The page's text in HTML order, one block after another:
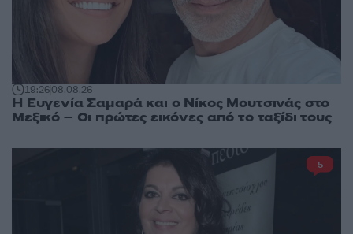
19:2608.08.26
Η Ευγενία Σαμαρά και ο Νίκος Μουτσινάς στο
Μεξικό – Οι πρώτες εικόνες από το ταξίδι τους
5